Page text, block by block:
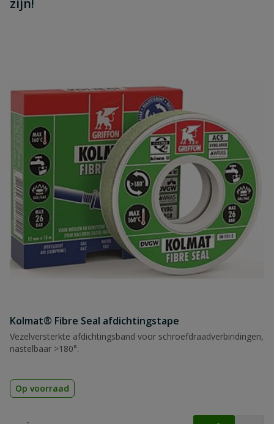
zijn!
Kolmat® Fibre Seal afdichtingstape
Vezelversterkte afdichtingsband voor schroefdraadverbindingen,
nastelbaar >180°.
Op voorraad